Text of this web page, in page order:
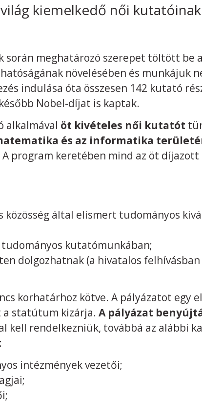
kiemelkedő női
során meghatározó szerepet töltött be
növelésében és munkájuk
indulása óta összesen 142 kutató
Nobel-díjat is kaptak.
alkalmával öt kivételes női kutatót
és az informatika
program keretében mind az öt díjazott
közösség által elismert tudományos
kutatómunkában;
dolgozhatnak (a hivatalos
korhatárhoz kötve. A pályázatot egy
a statútum kizárja. A pályázat
kell rendelkezniük, továbbá az alábbi
intézmények vezetői;